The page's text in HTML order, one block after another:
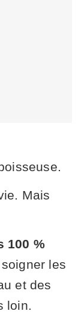
Mais
100 %
les
et des
loin.